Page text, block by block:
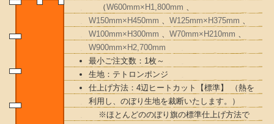
（W600mm×H1,800mm
W150mm×H450mm
W125mm×H375mm
W100mm×H300mm
W70mm×H210mm
W900mm×H2,700mm
最小ご注文数：1枚～
生地：テトロンポンジ
仕上げ方法：4辺ヒートカット【標準】 （熱を
利用し、のぼり生地を裁断いたします。）
※ほとんどののぼり旗の標準仕上げ方法で